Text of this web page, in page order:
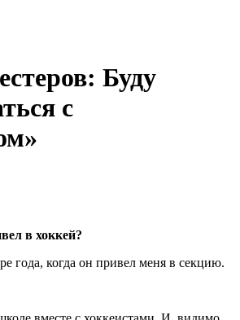
Буду
с
в хоккей?
года, когда он привел меня в секцию.